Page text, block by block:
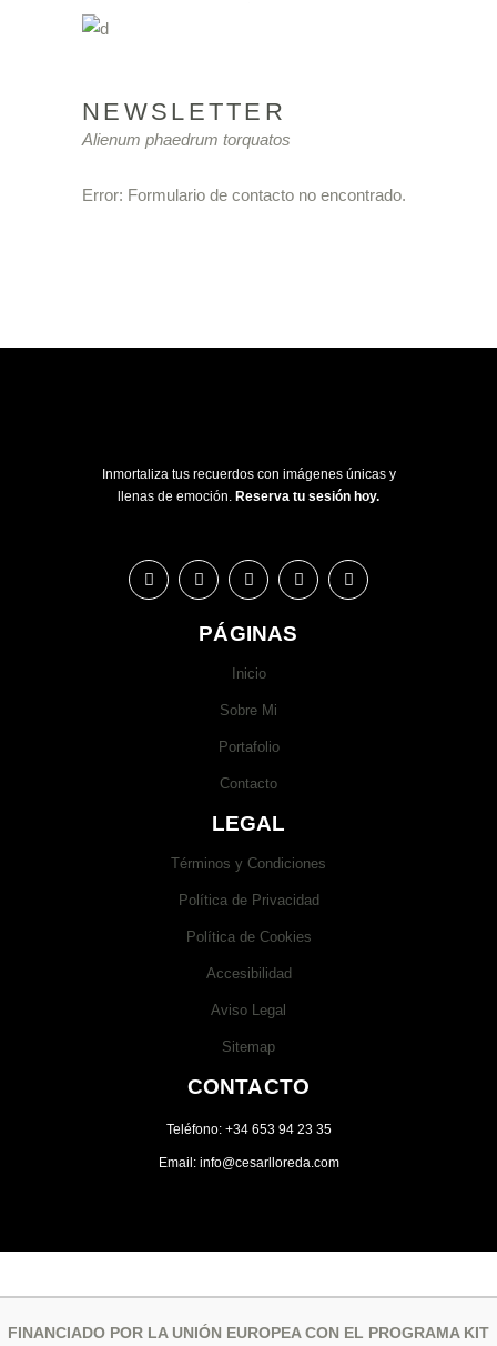
NEWSLETTER
Alienum phaedrum torquatos
Error: Formulario de contacto no encontrado.
Inmortaliza tus recuerdos con imágenes únicas y
llenas de emoción. Reserva tu sesión hoy.
PÁGINAS
Inicio
Sobre Mi
Portafolio
Contacto
LEGAL
Términos y Condiciones
Política de Privacidad
Política de Cookies
Accesibilidad
Aviso Legal
Sitemap
CONTACTO
Teléfono: +34 653 94 23 35
Email: info@cesarlloreda.com
FINANCIADO POR LA UNIÓN EUROPEA CON EL PROGRAMA KIT